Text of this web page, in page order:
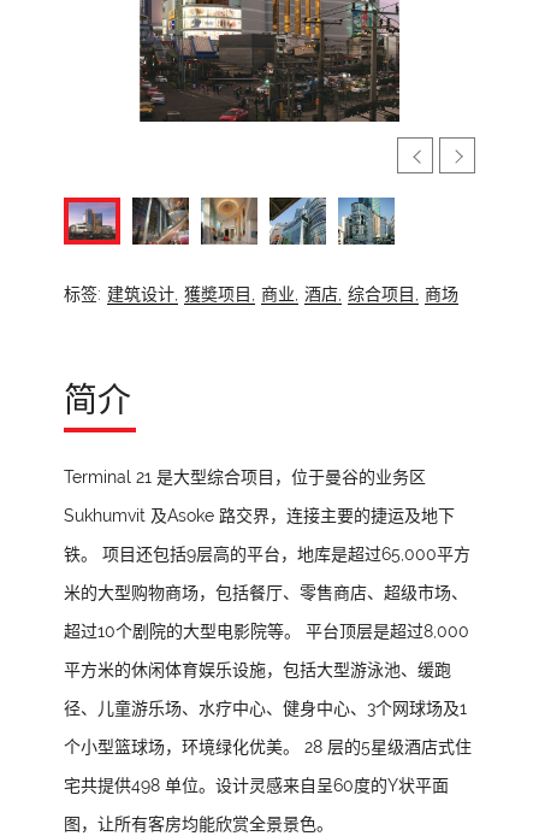
标签: 建筑设计, 獲奬项目, 商业, 酒店, 综合项目, 商场
简介
Terminal 21 是大型综合项目，位于曼谷的业务区
Sukhumvit 及Asoke 路交界，连接主要的捷运及地下
铁。 项目还包括9层高的平台，地库是超过65,000平方
米的大型购物商场，包括餐厅、零售商店、超级市场、
超过10个剧院的大型电影院等。 平台顶层是超过8,000
平方米的休闲体育娱乐设施，包括大型游泳池、缓跑
径、儿童游乐场、水疗中心、健身中心、3个网球场及1
个小型篮球场，环境绿化优美。 28 层的5星级酒店式住
宅共提供498 单位。设计灵感来自呈60度的Y状平面
图，让所有客房均能欣赏全景景色。